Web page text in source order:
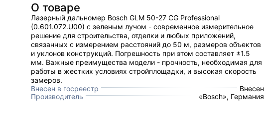
О товаре
Лазерный дальномер Bosch GLM 50-27 CG Professional
(0.601.072.U00) с зеленым лучом - современное измерительное
решение для строительства, отделки и любых приложений,
связанных с измерением расстояний до 50 м, размеров объектов
и уклонов конструкций. Погрешность при этом составляет ±1.5
мм. Важные преимущества модели - прочность, необходимая для
работы в жестких условиях стройплощадки, и высокая скорость
замеров.
Внесен в госреестр
Внесен
Производитель
«Bosch», Германия